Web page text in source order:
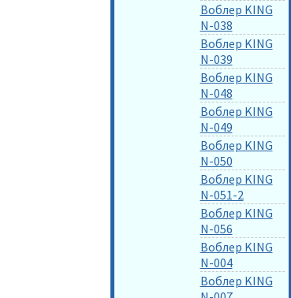
Воблер KING
N-038
Воблер KING
N-039
Воблер KING
N-048
Воблер KING
N-049
Воблер KING
N-050
Воблер KING
N-051-2
Воблер KING
N-056
Воблер KING
N-004
Воблер KING